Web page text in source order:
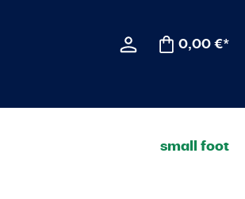
0,00 €*
small foot